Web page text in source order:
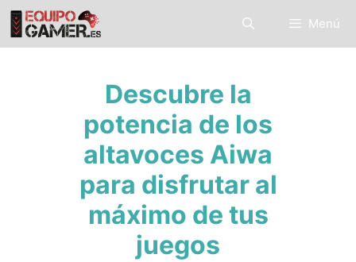
Saltar
contenido
Menú
Descubre la
potencia de los
altavoces Aiwa
para disfrutar al
máximo de tus
juegos